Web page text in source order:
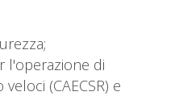
l'operazione di
(CAECSR) e